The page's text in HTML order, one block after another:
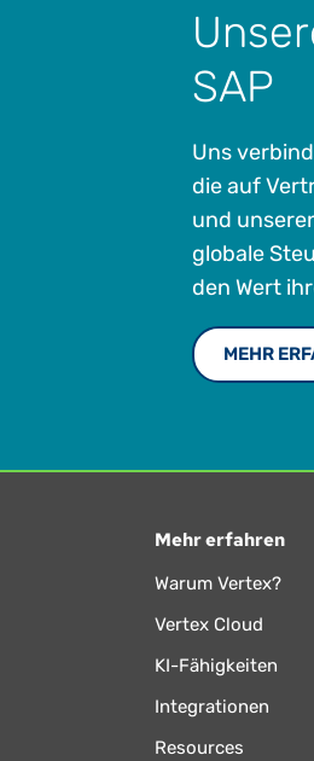
SAP
Uns
die auf
und
globale
den Wert
MEHR
Mehr erfahren
Warum Vertex?
Vertex Cloud
KI-Fähigkeiten
Integrationen
Resources